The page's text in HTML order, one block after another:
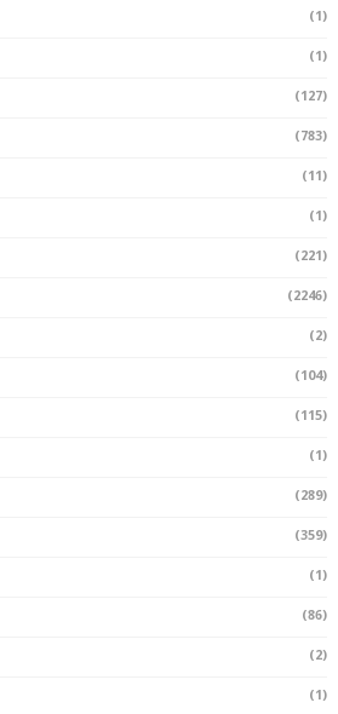
(1)
(1)
(127)
(783)
(11)
(1)
(221)
(2246)
(2)
(104)
(115)
(1)
(289)
(359)
(1)
(86)
(2)
(1)